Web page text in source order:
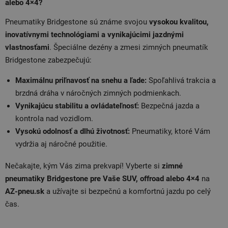
alebo 4×4?
Pneumatiky Bridgestone sú známe svojou vysokou kvalitou,
inovatívnymi technológiami a vynikajúcimi jazdnými
vlastnosťami. Špeciálne dezény a zmesi zimných pneumatík
Bridgestone zabezpečujú:
Maximálnu priľnavosť na snehu a ľade: Spoľahlivá trakcia a
brzdná dráha v náročných zimných podmienkach.
Vynikajúcu stabilitu a ovládateľnosť: Bezpečná jazda a
kontrola nad vozidlom.
Vysokú odolnosť a dlhú životnosť: Pneumatiky, ktoré Vám
vydržia aj náročné použitie.
Nečakajte, kým Vás zima prekvapí! Vyberte si zimné
pneumatiky Bridgestone pre Vaše SUV, offroad alebo 4×4 na
AZ-pneu.sk a užívajte si bezpečnú a komfortnú jazdu po celý
čas.